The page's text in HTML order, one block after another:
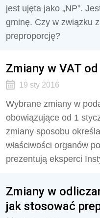
jest ujęta jako „NP”.
gminę. Czy w związku
preproporcję?
Zmiany w VAT
19 sty 2016
Wybrane zmiany w
obowiązujące od 1
zmiany sposobu
właściwości organów
prezentują eksperci
Zmiany w
jak stosować